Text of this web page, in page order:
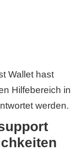
Wallet hast
Hilfebereich in
werden.